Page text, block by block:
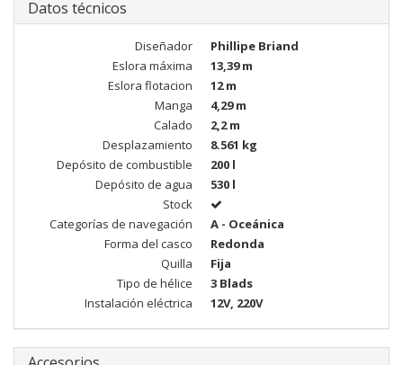
Datos técnicos
Diseñador
Phillipe Briand
Eslora máxima
13,39 m
Eslora flotacion
12 m
Manga
4,29 m
Calado
2,2 m
Desplazamiento
8.561 kg
Depósito de combustible
200 l
Depósito de agua
530 l
Stock
Categorías de navegación
A - Oceánica
Forma del casco
Redonda
Quilla
Fija
Tipo de hélice
3 Blads
Instalación eléctrica
12V, 220V